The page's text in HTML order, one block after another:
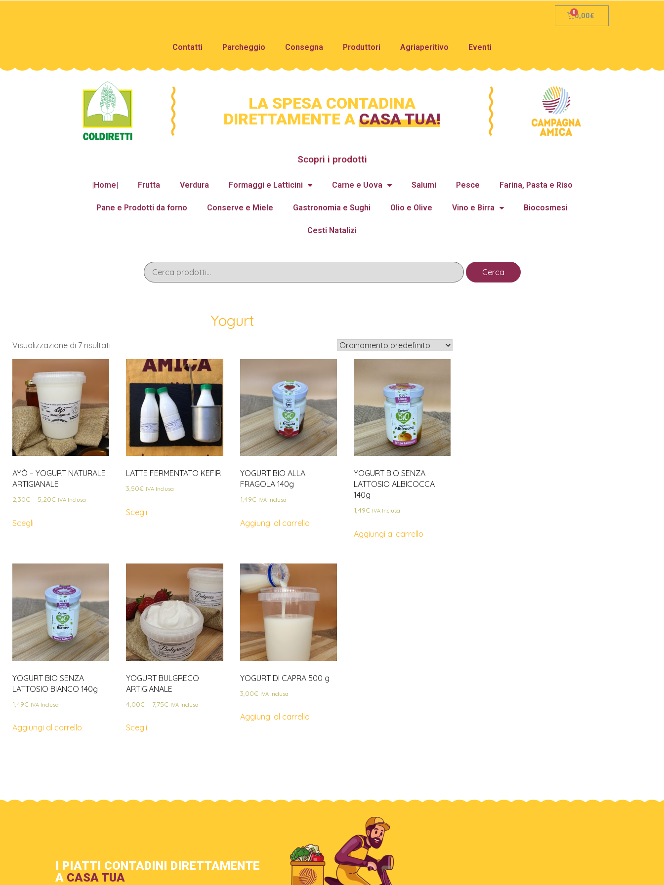
0,00€
Contatti Parcheggio Consegna Produttori Agriaperitivo Eventi
LA SPESA CONTADINA
DIRETTAMENTE ACASA TUA!
Scopri i prodotti
|Home| Frutta Verdura Formaggi e Latticini Carne e Uova Salumi Pesce Farina, Pasta e Riso
Pane e Prodotti da forno Conserve e Miele Gastronomia e Sughi Olio e Olive Vino e Birra Biocosmesi
Cesti Natalizi
Cerca
Yogurt
Visualizzazione di 7 risultati
AYÒ – YOGURT NATURALE
ARTIGIANALE
2,30€ – 5,20€ IVA Inclusa
Scegli
LATTE FERMENTATO KEFIR
3,50€ IVA Inclusa
Scegli
YOGURT BIO ALLA
FRAGOLA 140g
1,49€ IVA Inclusa
Aggiungi al carrello
YOGURT BIO SENZA
LATTOSIO ALBICOCCA
140g
1,49€ IVA Inclusa
Aggiungi al carrello
YOGURT BIO SENZA
LATTOSIO BIANCO 140g
1,49€ IVA Inclusa
Aggiungi al carrello
YOGURT BULGRECO
ARTIGIANALE
4,00€ – 7,75€ IVA Inclusa
Scegli
YOGURT DI CAPRA 500 g
3,00€ IVA Inclusa
Aggiungi al carrello
I PIATTI CONTADINI DIRETTAMENTE
A CASA TUA